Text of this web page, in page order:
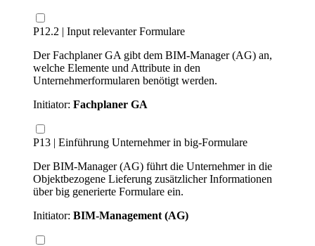
P12.2 | Input relevanter Formulare
Der Fachplaner GA gibt dem BIM-Manager (AG) an,
welche Elemente und Attribute in den
Unternehmerformularen benötigt werden.
Initiator: Fachplaner GA
P13 | Einführung Unternehmer in big-Formulare
Der BIM-Manager (AG) führt die Unternehmer in die
Objektbezogene Lieferung zusätzlicher Informationen
über big generierte Formulare ein.
Initiator: BIM-Management (AG)